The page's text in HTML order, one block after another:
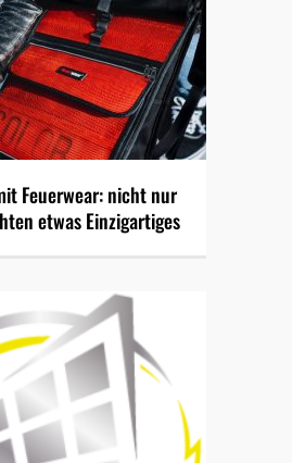
Feuerwear: nicht nur
etwas Einzigartiges